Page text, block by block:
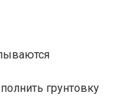
грунтовку